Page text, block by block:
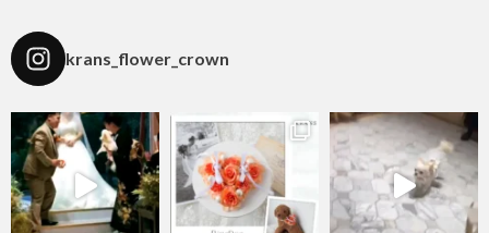
krans_flower_crown